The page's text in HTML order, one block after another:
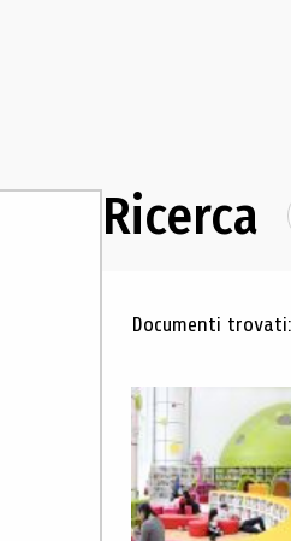
Ricerca
Documenti